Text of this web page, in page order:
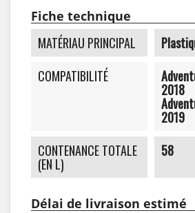
Fiche technique
MATÉRIAU PRINCIPAL
COMPATIBILITÉ
2018
2019
CONTENANCE TOTALE
(EN L)
58
Délai de livraison estimé